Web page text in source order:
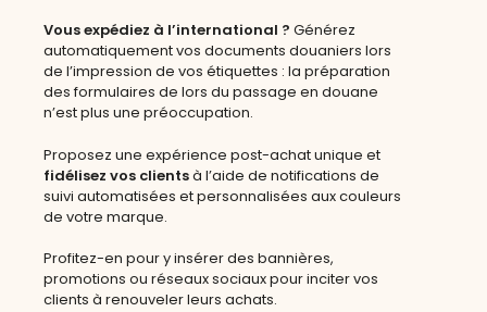
Vous expédiez à l’international ? Générez
automatiquement vos documents douaniers lors
de l’impression de vos étiquettes : la préparation
des formulaires de lors du passage en douane
n’est plus une préoccupation.
Proposez une expérience post-achat unique et
fidélisez vos clientsà l’aide de notifications de
suivi automatisées et personnalisées aux couleurs
de votre marque.
Profitez-en pour y insérer des bannières,
promotions ou réseaux sociaux pour inciter vos
clients à renouveler leurs achats.